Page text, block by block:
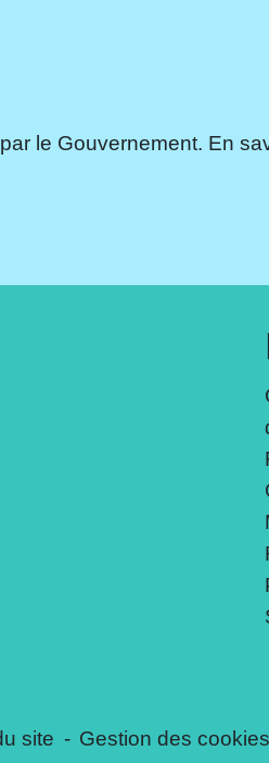
le Gouvernement. En
site - Gestion des cookies